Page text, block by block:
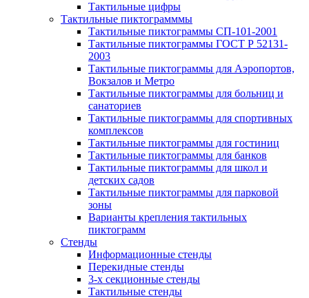
Тактильные цифры
Тактильные пиктограмммы
Тактильные пиктограммы СП-101-2001
Тактильные пиктограммы ГОСТ Р 52131-
2003
Тактильные пиктограммы для Аэропортов,
Вокзалов и Метро
Тактильные пиктограммы для больниц и
санаториев
Тактильные пиктограммы для спортивных
комплексов
Тактильные пиктограммы для гостиниц
Тактильные пиктограммы для банков
Тактильные пиктограммы для школ и
детских садов
Тактильные пиктограммы для парковой
зоны
Варианты крепления тактильных
пиктограмм
Стенды
Информационные стенды
Перекидные стенды
3-х секционные стенды
Тактильные стенды